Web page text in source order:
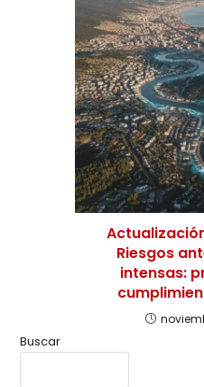
Riesgos
intensas:
Buscar